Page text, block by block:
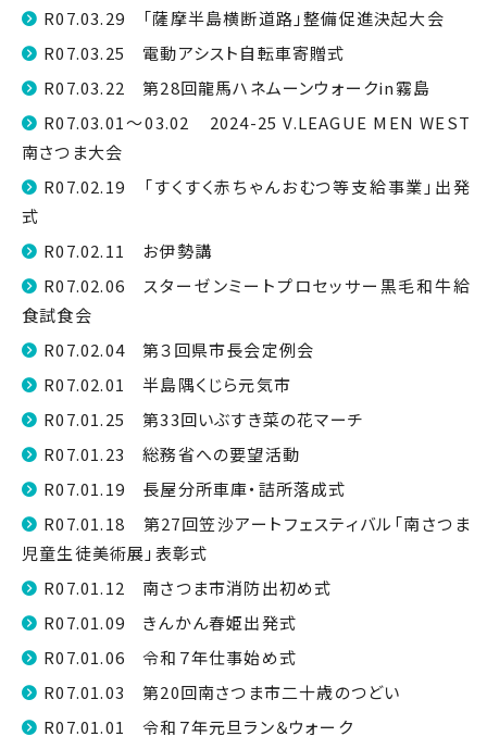
R07.03.29 「薩摩半島横断道路」整備促進決起大会
R07.03.25 電動アシスト自転車寄贈式
R07.03.22 第28回龍馬ハネムーンウォークin霧島
R07.03.01～03.02 2024-25 V.LEAGUE MEN WEST
南さつま大会
R07.02.19 「すくすく赤ちゃんおむつ等支給事業」出発
式
R07.02.11 お伊勢講
R07.02.06 スターゼンミートプロセッサー黒毛和牛給
食試食会
R07.02.04 第３回県市長会定例会
R07.02.01 半島隅くじら元気市
R07.01.25 第33回いぶすき菜の花マーチ
R07.01.23 総務省への要望活動
R07.01.19 長屋分所車庫・詰所落成式
R07.01.18 第27回笠沙アートフェスティバル「南さつま
児童生徒美術展」表彰式
R07.01.12 南さつま市消防出初め式
R07.01.09 きんかん春姫出発式
R07.01.06 令和７年仕事始め式
R07.01.03 第20回南さつま市二十歳のつどい
R07.01.01 令和７年元旦ラン＆ウォーク